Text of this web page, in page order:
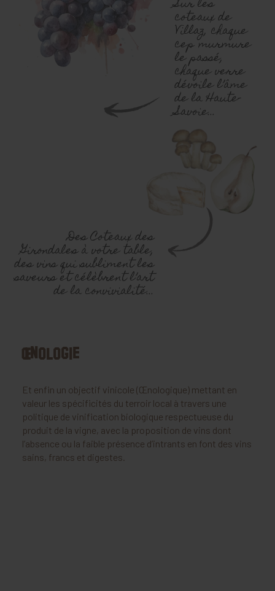
Sur les
coteaux de
Villaz, chaque
cep murmure
le passé,
chaque verre
dévoile l’âme
de la Haute-
Savoie...
Des Coteaux des
Girondales à votre table,
des vins qui subliment les
saveurs et célèbrent l’art
de la convivialité...
Œnologie
Et enfin un objectif vinicole (Œnologique) mettant en
valeur les spécificités du terroir local à travers une
politique de vinification biologique respectueuse du
produit de la vigne, avec la proposition de vins dont
l’absence ou la faible présence d’intrants en font des vins
sains, francs et digestes.